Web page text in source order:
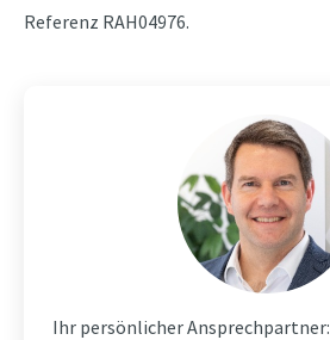
Referenz RAH04976.
Ihr persönlicher Ansprechpartner: